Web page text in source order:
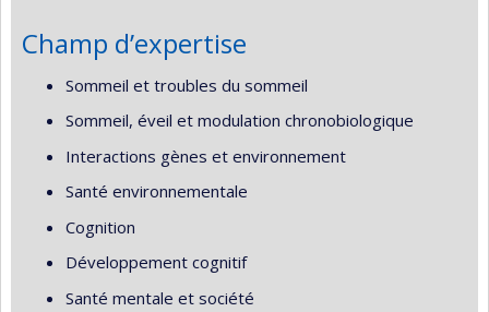
Champ d’expertise
Sommeil et troubles du sommeil
Sommeil, éveil et modulation chronobiologique
Interactions gènes et environnement
Santé environnementale
Cognition
Développement cognitif
Santé mentale et société